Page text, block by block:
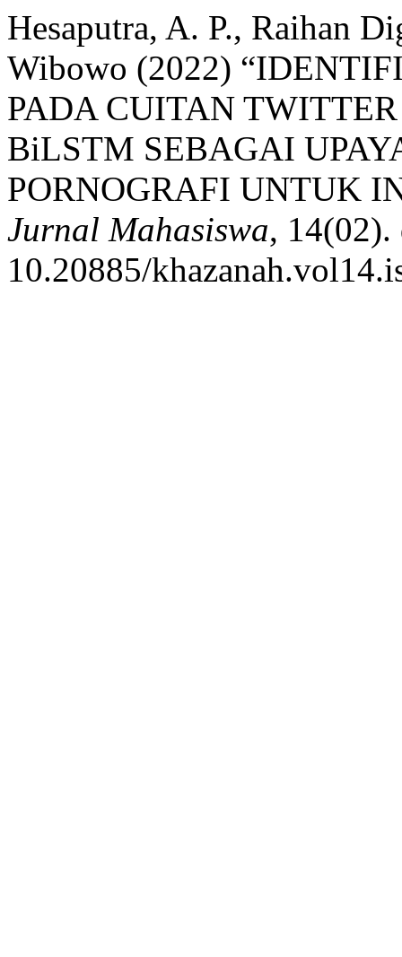
Hesaputra, A. P., Raihan
Wibowo (2022)
PADA CUITAN
BiLSTM SEBAGAI
PORNOGRAFI UNTUK
Jurnal Mahasiswa, 14(02).
10.20885/